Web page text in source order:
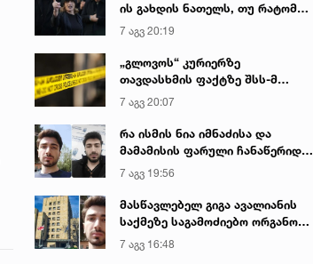
ის გახდის ნათელს, თუ რატომ
იყო ნია იმნაძე წამქეზებელი...“ -
გიგა ავალიანის დედა
7 აგვ 20:19
„გლოვოს“ კურიერზე
თავდასხმის ფაქტზე შსს-მ
გამოძიება დაიწყო
7 აგვ 20:07
რა ისმის ნია იმნაძისა და
მამამისის ფარული ჩანაწერიდან
- გიგა ავალიანის მკვლელობის
საქმე
7 აგვ 19:56
მასწავლებელ გიგა ავალიანის
საქმეზე საგამოძიებო ორგანო
დაკავებულ არასრულწლოვნებს -
ნია იმნაძესა და ანასტასია
7 აგვ 16:48